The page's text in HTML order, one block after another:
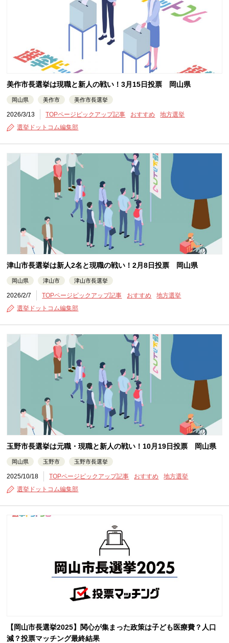
美作市長選挙は現職と新人の戦い！3月15日投票 岡山県
岡山県 美作市 美作市長選挙
2026/3/13 TOPページピックアップ記事 おすすめ
地方選挙
選挙ドットコム編集部
津山市長選挙は新人2名と現職の戦い！2月8日投票 岡山県
岡山県 津山市 津山市長選挙
2026/2/7 TOPページピックアップ記事 おすすめ
地方選挙
選挙ドットコム編集部
玉野市長選挙は元職・現職と新人の戦い！10月19日投票 岡山県
岡山県 玉野市 玉野市長選挙
2025/10/18 TOPページピックアップ記事 おすすめ
地方選挙
選挙ドットコム編集部
【岡山市長選挙2025】関心が集まった政策は子ども医療費？人口
減？投票マッチング最終結果